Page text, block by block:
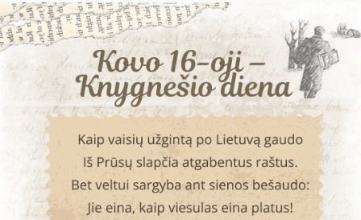
RUGPJŪTIS
Pr An Tr Ke Pe Še Se
1
9
10 11 12 13 14 15 16
17 18 19 20 21 22